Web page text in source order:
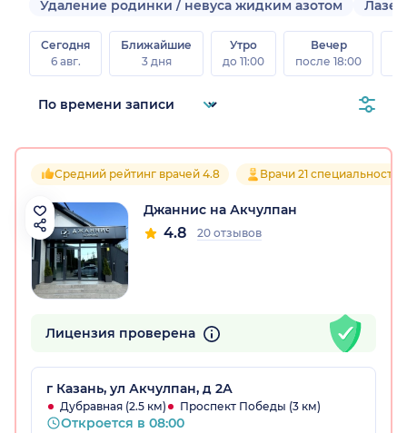
Удаление родинки / невуса жидким азотом
Сегодня
6 авг.
Ближайшие
3 дня
Утро
до 11:00
Вечер
после 18:00
Средний рейтинг врачей 4.8 Врачи 21 специальностей
Джаннис на Акчулпан
4.8 20 отзывов
Лицензия проверена
г Казань, ул Акчулпан, д 2А
Дубравная (2.5 км) Проспект Победы (3 км)
Откроется в 08:00